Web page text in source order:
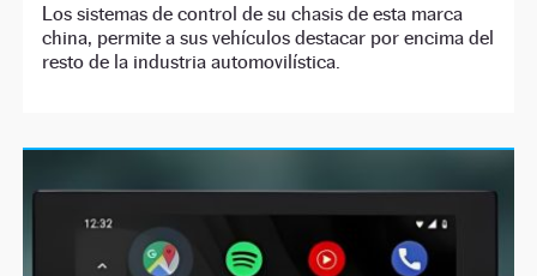
Los sistemas de control de su chasis de esta marca
china, permite a sus vehículos destacar por encima del
resto de la industria automovilística.